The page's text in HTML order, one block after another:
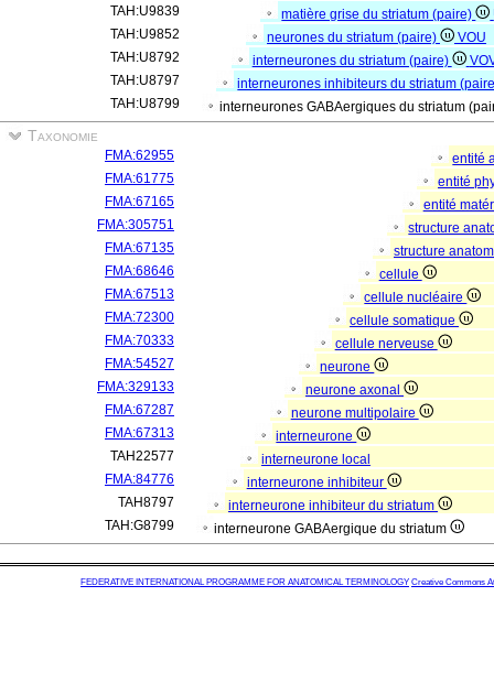
TAH:U9839
matière grise du striatum (paire)
TAH:U9852
neurones du striatum (paire)
VOU
TAH:U8792
interneurones du striatum (paire)
TAH:U8797
interneurones inhibiteurs du striatum
TAH:U8799
interneurones GABAergiques du striatum
Taxonomie
FMA:62955
entité
FMA:61775
entité
FMA:67165
entité
FMA:305751
structure
FMA:67135
structure
FMA:68646
cellule
FMA:67513
cellule nucléaire
FMA:72300
cellule somatique
FMA:70333
cellule nerveuse
FMA:54527
neurone
FMA:329133
neurone axonal
FMA:67287
neurone multipolaire
FMA:67313
interneurone
TAH22577
interneurone local
FMA:84776
interneurone inhibiteur
TAH8797
interneurone inhibiteur du striatum
TAH:G8799
interneurone GABAergique du striatum
FEDERATIVE INTERNATIONAL PROGRAMME FOR ANATOMICAL TERMINOLOGY Creative Commons